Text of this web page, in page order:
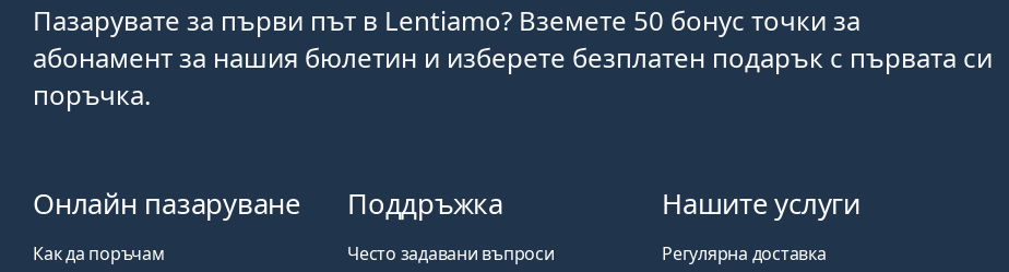
Пазарувате за първи път в Lentiamo? Вземете 50 бонус точки за
абонамент за нашия бюлетин и изберете безплатен подарък с първата си
поръчка.
Онлайн пазаруване
Как да поръчам
Поддръжка
Често задавани въпроси
Нашите услуги
Регулярна доставка